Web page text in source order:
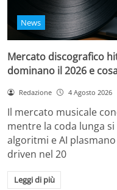
News
Mercato discografico
dominano il 2026 e
Redazione 4 Agosto 2026
Il mercato musicale
mentre la coda lunga
algoritmi e AI
driven nel 20
Leggi di più